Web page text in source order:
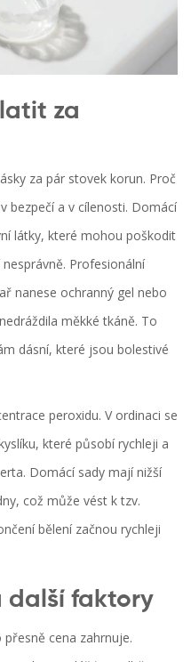
za
za pár stovek korun. Proč
bezpečí a v cílenosti. Domácí
látky, které mohou poškodit
Profesionální
nanesе ochranný gel nebo
měkké tkáně. To
dásní, které jsou bolestivé
peroxidu. V ordinaci se
které působí rychleji a
Domácí sady mají nižší
což může vést k tzv.
bělení začnou rychleji
další faktory
cena zahrnuje.